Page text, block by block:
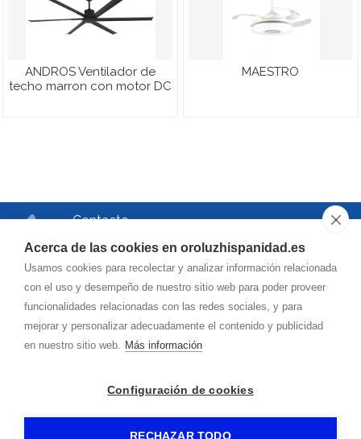
Acerca de las cookies en oroluzhispanidad.es
Usamos cookies para recolectar y analizar información relacionada
con el uso y desempeño de nuestro sitio web para poder proveer
funcionalidades relacionadas con las redes sociales, y para
mejorar y personalizar adecuadamente el contenido y publicidad
en nuestro sitio web. Más información
Configuración de cookies
RECHAZAR TODO
ANDROS Ventilador de
techo marron con motor DC
MAESTRO
Contacto
Teléfono
976.750.504
Correo
oroluzhispanidad@hotmail.es
-(Zaragoza)